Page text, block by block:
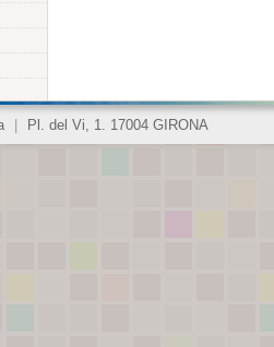
Pl. del Vi, 1. 17004 GIRONA